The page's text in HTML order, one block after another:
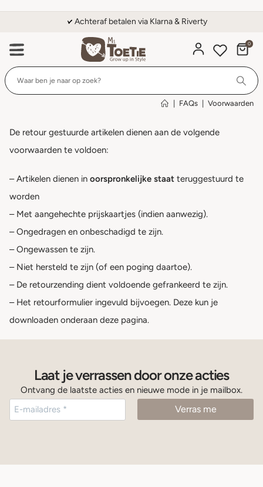
Achteraf betalen via Klarna & Riverty
0
FAQs Voorwaarden
De retour gestuurde artikelen dienen aan de volgende
voorwaarden te voldoen:
– Artikelen dienen in oorspronkelijke staat teruggestuurd te
worden
– Met aangehechte prijskaartjes (indien aanwezig).
– Ongedragen en onbeschadigd te zijn.
– Ongewassen te zijn.
– Niet hersteld te zijn (of een poging daartoe).
– De retourzending dient voldoende gefrankeerd te zijn.
– Het retourformulier ingevuld bijvoegen. Deze kun je
downloaden onderaan deze pagina.
Laat je verrassen door onze acties
Ontvang de laatste acties en nieuwe mode in je mailbox.